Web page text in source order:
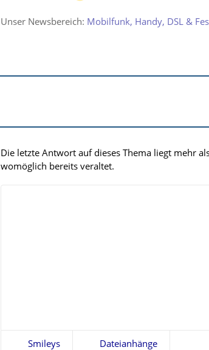
Unser Newsbereich: Mobilfunk, Handy, DSL &
Die letzte Antwort auf dieses Thema liegt mehr
womöglich bereits veraltet.
Smileys Dateianhänge